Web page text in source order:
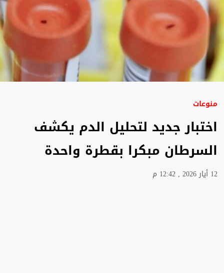
منوعات
اختبار جديد لتحليل الدم يكشف
السرطان مبكرا بقطرة واحدة
12 أيار 2026 , 12:42 م